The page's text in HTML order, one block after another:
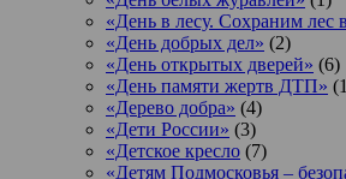
«День в лесу. Сохраним лес
«День добрых дел» (2)
«День открытых дверей» (6)
«День памяти жертв ДТП»
«Дерево добра» (4)
«Дети России» (3)
«Детское кресло (7)
«Детям Подмосковья –